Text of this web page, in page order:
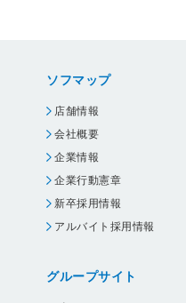
ソフマップ
店舗情報
会社概要
企業情報
企業行動憲章
新卒採用情報
アルバイト採用情報
グループサイト